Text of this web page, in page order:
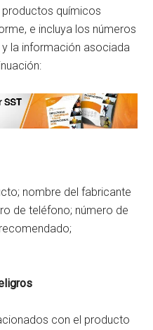
químicos
e incluya los números
la información asociada
nombre del fabricante
de teléfono; número de
con el producto